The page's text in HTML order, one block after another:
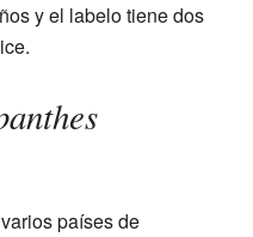
y el labelo tiene dos
países de